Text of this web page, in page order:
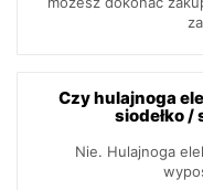
Czy hulajnoga
siodełko /
Nie. Hulajnoga